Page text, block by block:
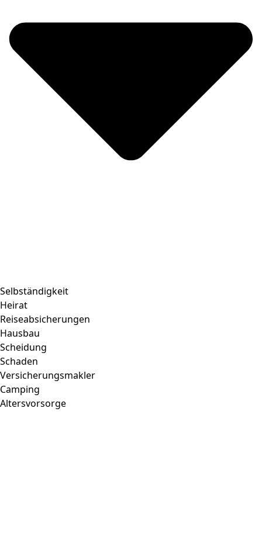
Selbständigkeit
Heirat
Reiseabsicherungen
Hausbau
Scheidung
Schaden
Versicherungsmakler
Camping
Altersvorsorge